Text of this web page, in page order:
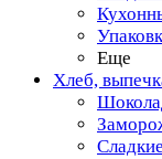
Еще
Хлеб,